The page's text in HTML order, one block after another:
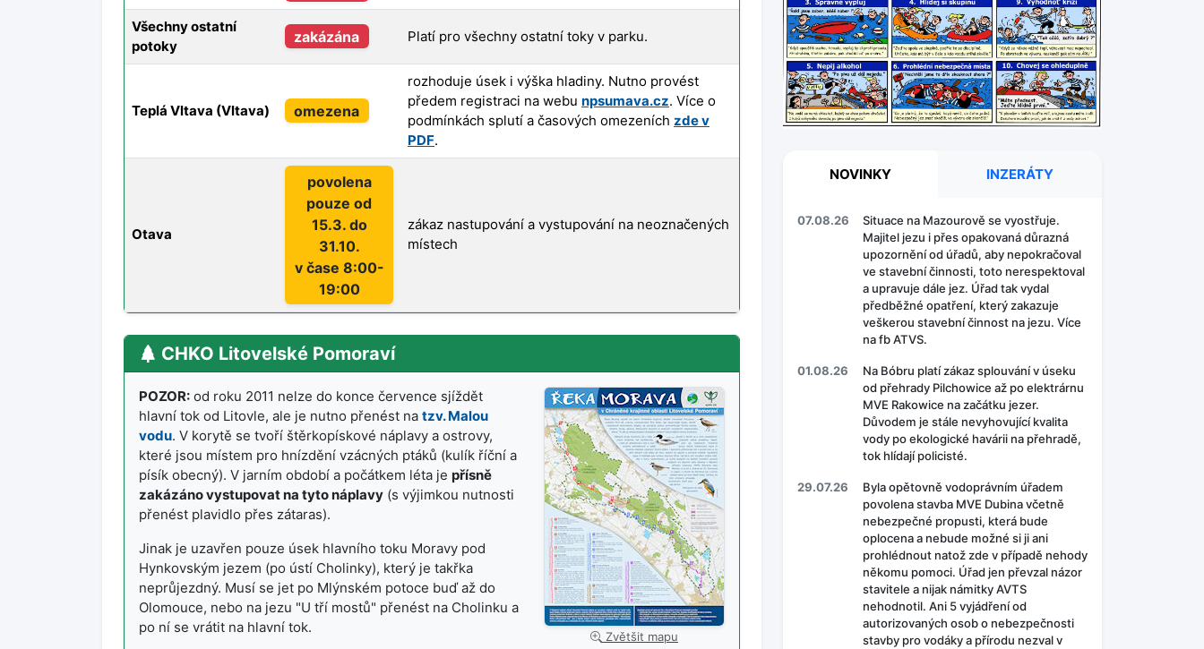
Všechny ostatní
potoky
zakázána Platí pro všechny ostatní toky v parku.
Teplá Vltava (Vltava) omezena
rozhoduje úsek i výška hladiny. Nutno provést
předem registraci na webu npsumava.cz. Více o
podmínkách splutí a časových omezeních zde v
PDF.
Otava
povolena
pouze od
15.3. do
31.10.
v čase 8:00-
19:00
zákaz nastupování a vystupování na neoznačených
místech
CHKO Litovelské Pomoraví
Zvětšit mapu
POZOR: od roku 2011 nelze do konce července sjíždět
hlavní tok od Litovle, ale je nutno přenést na tzv. Malou
vodu. V korytě se tvoří štěrkopískové náplavy a ostrovy,
které jsou místem pro hnízdění vzácných ptáků (kulík říční a
písík obecný). V jarním období a počátkem léta je přísně
zakázáno vystupovat na tyto náplavy (s výjimkou nutnosti
přenést plavidlo přes zátaras).
Jinak je uzavřen pouze úsek hlavního toku Moravy pod
Hynkovským jezem (po ústí Cholinky), který je takřka
neprůjezdný. Musí se jet po Mlýnském potoce buď až do
Olomouce, nebo na jezu "U tří mostů" přenést na Cholinku a
po ní se vrátit na hlavní tok.
NOVINKY INZERÁTY
07.08.26
Situace na Mazourově se vyostřuje.
Majitel jezu i přes opakovaná důrazná
upozornění od úřadů, aby nepokračoval
ve stavební činnosti, toto nerespektoval
a upravuje dále jez. Úřad tak vydal
předběžné opatření, který zakazuje
veškerou stavební činnost na jezu. Více
na fb ATVS.
01.08.26
Na Bóbru platí zákaz splouvání v úseku
od přehrady Pilchowice až po elektrárnu
MVE Rakowice na začátku jezer.
Důvodem je stále nevyhovující kvalita
vody po ekologické havárii na přehradě,
tok hlídají policisté.
29.07.26
Byla opětovně vodoprávním úřadem
povolena stavba MVE Dubina včetně
nebezpečné propusti, která bude
oplocena a nebude možné si ji ani
prohlédnout natož zde v případě nehody
někomu pomoci. Úřad jen převzal názor
stavitele a nijak námitky AVTS
nehodnotil. Ani 5 vyjádření od
autorizovaných osob o nebezpečnosti
stavby pro vodáky a přírodu nezval v